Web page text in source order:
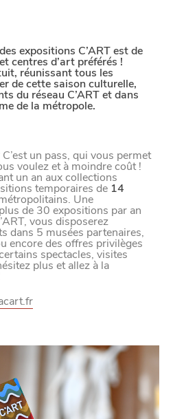
expositions C’ART est de
centres d’art préférés !
réunissant tous les
de cette saison culturelle,
du réseau C’ART et dans
de la métropole.
C’est un pass, qui vous permet
voulez et à moindre coût !
un an aux collections
temporaires de 14
Une
de 30 expositions par an
vous disposerez
dans 5 musées partenaires,
encore des offres privilèges
spectacles, visites
plus et allez à la
de
et de vous
possible, nous utilisons
le site aux besoins des
la fréquentation.